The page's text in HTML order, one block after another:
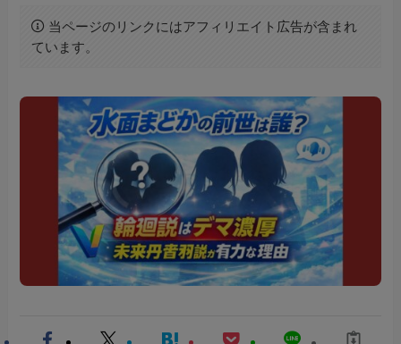
当ページのリンクにはアフィリエイト広告が含まれ
ています。